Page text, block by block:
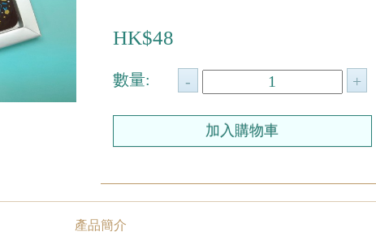
HK$48
數量:
產品簡介